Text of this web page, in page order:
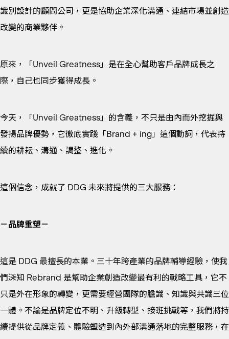
識別設計的顧問公司，更是協助企業深化溝通、連結市場並創造
改變的商業夥伴。
原來，「Unveil Greatness」是在全心幫助客戶品牌成長之
際，自己也同步獲得成長。
今天，「Unveil Greatness」的含義，不只是由內而外挖掘與
發揚品牌優勢，它徹底實踐「Brand + ing」這個動詞，代表持
續的耕耘、溝通、調整、進化。
這個信念，成就了 DDG 未來將提供的三大服務：
－品牌重塑－
這是 DDG 最擅長的本業。三十年跨產業的品牌輔導經驗，使我
們深知 Rebrand 是幫助企業創造改變最有利的戰略工具，它不
只是外在形象的轉變，更需要經營團隊的膽識、知識與共識三位
一體。不論是品牌定位不明、升級轉型、接班挑戰等，我們將持
續提供從品牌定義、體驗塑造到內外部溝通落地的完整服務，在